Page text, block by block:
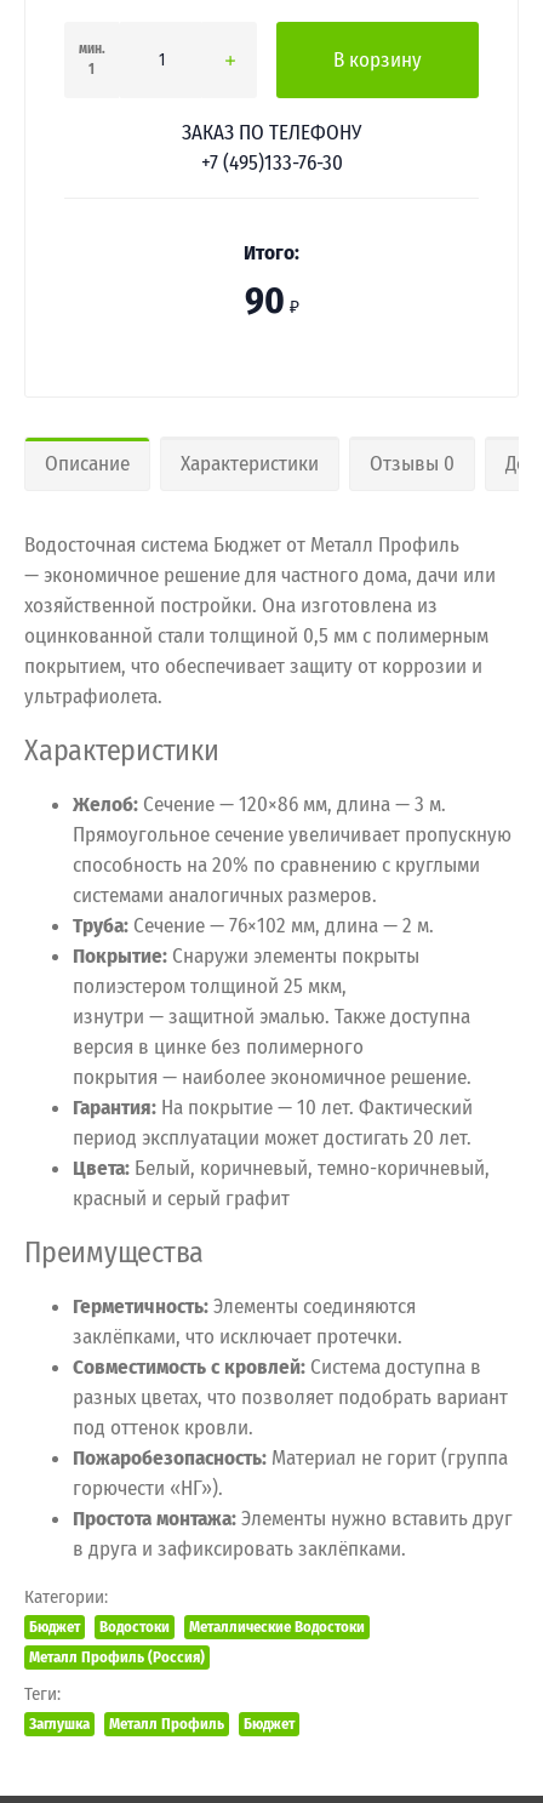
мин.
1
В корзину
ЗАКАЗ ПО ТЕЛЕФОНУ
+7 (495)133-76-30
Итого:
90 ₽
Описание Характеристики Отзывы 0
Водосточная система Бюджет от Металл Профиль
— экономичное решение для частного дома, дачи или
хозяйственной постройки. Она изготовлена из
оцинкованной стали толщиной 0,5 мм с полимерным
покрытием, что обеспечивает защиту от коррозии и
ультрафиолета.
Характеристики
Желоб: Сечение — 120×86 мм, длина — 3 м.
Прямоугольное сечение увеличивает пропускную
способность на 20% по сравнению с круглыми
системами аналогичных размеров.
Труба: Сечение — 76×102 мм, длина — 2 м.
Покрытие: Снаружи элементы покрыты
полиэстером толщиной 25 мкм,
изнутри — защитной эмалью. Также доступна
версия в цинке без полимерного
покрытия — наиболее экономичное решение.
Гарантия: На покрытие — 10 лет. Фактический
период эксплуатации может достигать 20 лет.
Цвета: Белый, коричневый, темно-коричневый,
красный и серый графит
Преимущества
Герметичность:Элементы соединяются
заклёпками, что исключает протечки.
Совместимость с кровлей: Система доступна в
разных цветах, что позволяет подобрать вариант
под оттенок кровли.
Пожаробезопасность: Материал не горит (группа
горючести «НГ»).
Простота монтажа:Элементы нужно вставить друг
в друга и зафиксировать заклёпками.
Категории:
Бюджет Водостоки
Металлические Водостоки
Металл Профиль (Россия)
Теги:
Заглушка Металл Профиль Бюджет